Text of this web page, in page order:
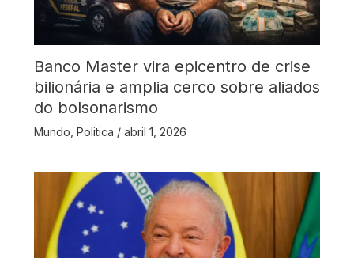
Banco Master vira epicentro de crise
bilionária e amplia cerco sobre aliados
do bolsonarismo
Mundo Politica / abril 1, 2026